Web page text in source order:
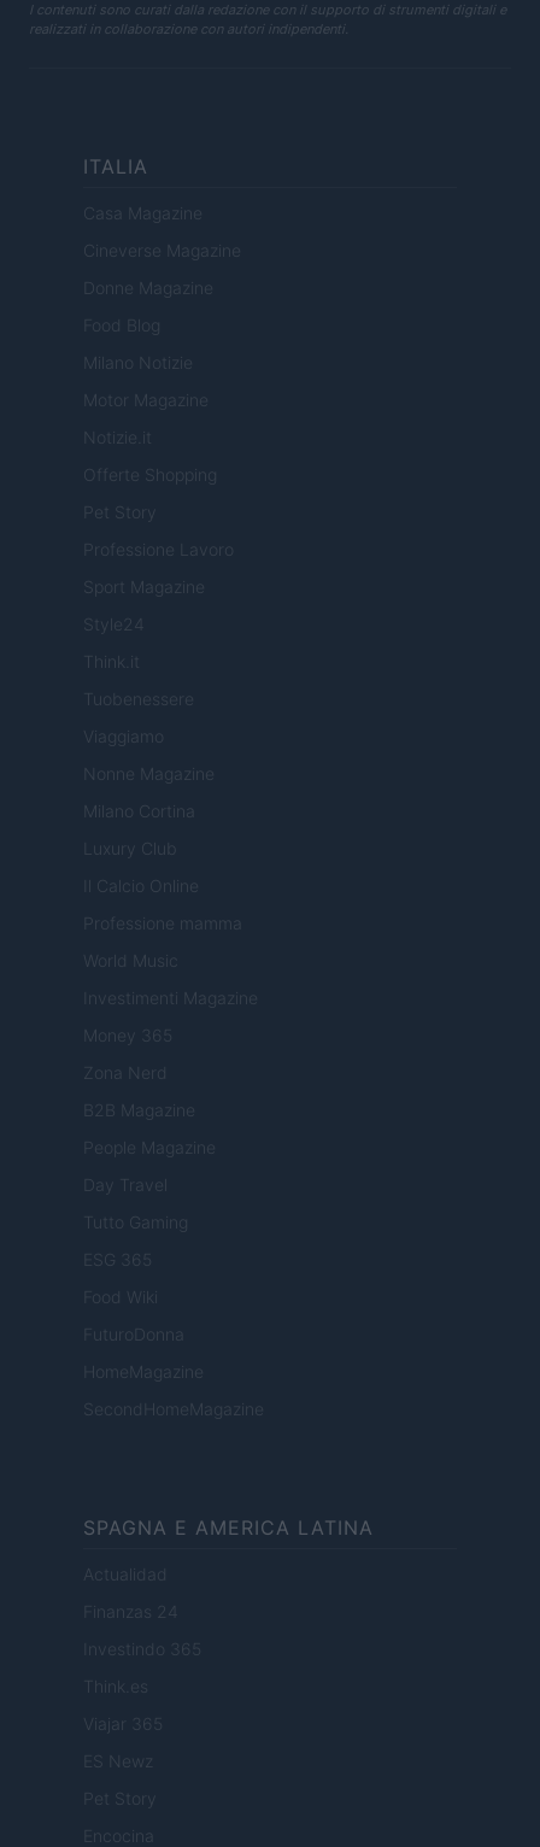
I contenuti sono curati dalla redazione con il supporto di strumenti digitali e
realizzati in collaborazione con autori indipendenti.
ITALIA
Casa Magazine
Cineverse Magazine
Donne Magazine
Food Blog
Milano Notizie
Motor Magazine
Notizie.it
Offerte Shopping
Pet Story
Professione Lavoro
Sport Magazine
Style24
Think.it
Tuobenessere
Viaggiamo
Nonne Magazine
Milano Cortina
Luxury Club
Il Calcio Online
Professione mamma
World Music
Investimenti Magazine
Money 365
Zona Nerd
B2B Magazine
People Magazine
Day Travel
Tutto Gaming
ESG 365
Food Wiki
FuturoDonna
HomeMagazine
SecondHomeMagazine
SPAGNA E AMERICA LATINA
Actualidad
Finanzas 24
Investindo 365
Think.es
Viajar 365
ES Newz
Pet Story
Encocina